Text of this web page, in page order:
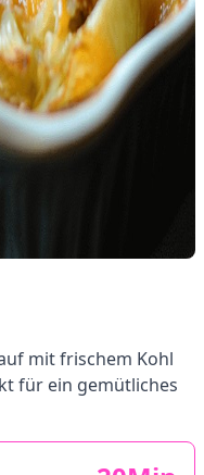
mit frischem Kohl
für ein gemütliches